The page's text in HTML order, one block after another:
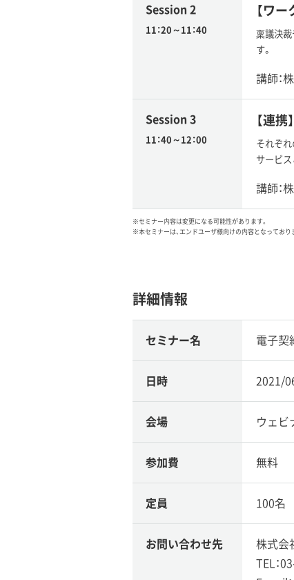
Session 2
11：20～11：40
【ワ
稟議決裁
す。
講師：
Session 3
11：40～12：00
【連
それぞ
サービ
講師：
※セミナー内容は変更になる可能性があります。
※本セミナーは、エンドユーザ様向けの内容となっており
詳細情報
セミナー名 電子契
日時 2021/
会場 ウェビ
参加費 無料
定員 100名
お問い合わせ先
株式会
TEL：